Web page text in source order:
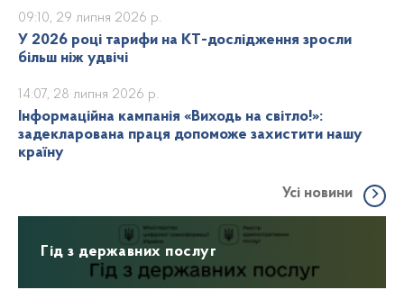
У 2026 році тарифи на КТ-дослідження зросли
більш ніж удвічі
09:10, 29 липня 2026 р.
Інформаційна кампанія «Виходь на світло!»:
задекларована праця допоможе захистити нашу
країну
14:07, 28 липня 2026 р.
Усі новини
Гід з державних послуг